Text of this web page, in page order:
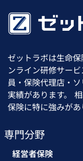
ゼットラボは生命
ンライン研修サー
員・保険代理店・
実績があります。
保険に特に強みがあ
専門分野
経営者保険